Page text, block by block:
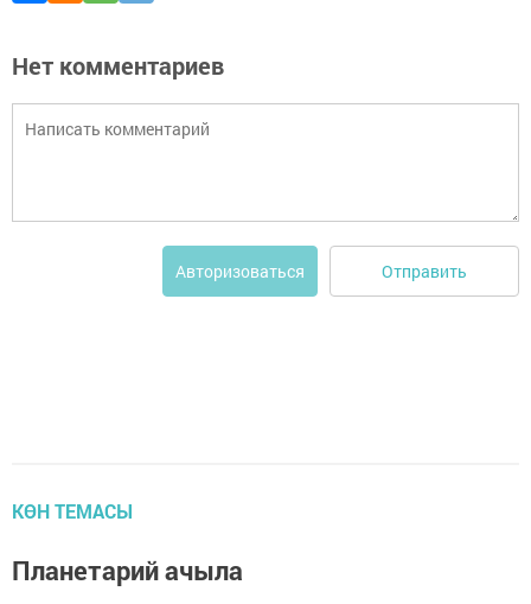
Нет комментариев
Авторизоваться Отправить
КӨН ТЕМАСЫ
Планетарий ачыла